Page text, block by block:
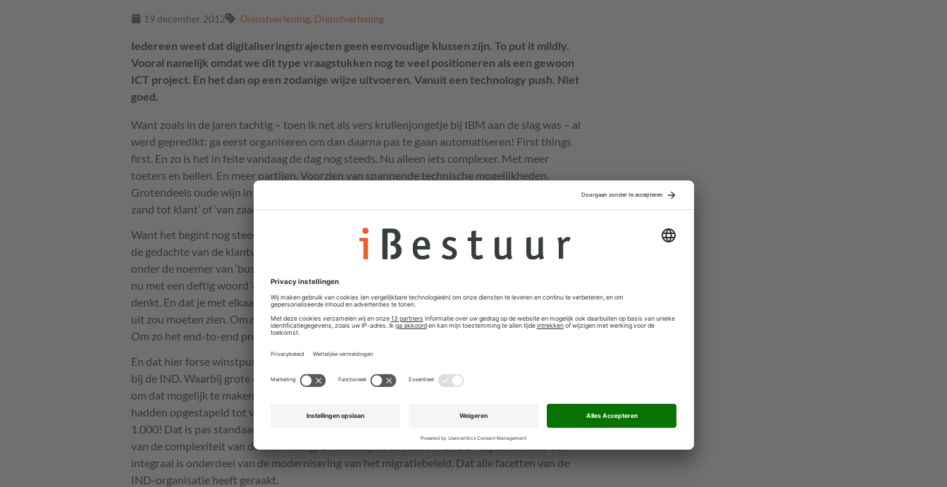
19 december 2012 Dienstverlening, Dienstverlening
Iedereen weet dat digitaliseringstrajecten geen eenvoudige klussen zijn. To put it mildly.
Vooral namelijk omdat we dit type vraagstukken nog te veel positioneren als een gewoon
ICT project. En het dan op een zodanige wijze uitvoeren. Vanuit een technology push. Niet
goed.
Want zoals in de jaren tachtig – toen ik net als vers krullenjongetje bij IBM aan de slag was – al
werd gepredikt: ga eerst organiseren om dan daarna pas te gaan automatiseren! First things
first. En zo is het in feite vandaag de dag nog steeds. Nu alleen iets complexer. Met meer
toeters en bellen. En meer partijen. Voorzien van spannende technische mogelijkheden.
Grotendeels oude wijn in nieuwe zakken dus. Denk maar aan die oeroude kreten zoals ‘van
zand tot klant’ of ‘van zaadje tot carbonaatje’.
Want het begint nog steeds met het herinrichten van je bedrijfsprocessen. Heel basaal. Vanuit
de gedachte van de klantvraag. Dat staat immers centraal. Zo’n twintig jaar geleden werd dat
onder de noemer van ‘business process re-engineering’ breed verkocht. En nu noemen we dat
nu met een deftig woord ‘customerjourney’. Maar het gaat er om dat je van buiten naar binnen
denkt. En dat je met elkaar de stappen inzichtelijk maakt hoe zo’n werkproces er dan precies
uit zou moeten zien. Om dan natuurlijk ook flink te snoeien in tal van overbodige handelingen.
Om zo het end-to-end proces zowel te vereenvoudigen als te uniformeren.
En dat hier forse winstpunten mee te verzilveren zijn blijkt wel uit de INDiGO implementatie
bij de IND . Waarbij grote delen van het productieproces inmiddels zijn gedigitaliseerd. Maar
om dat mogelijk te maken hebben ze eerst het aantal regels dat ze in het papieren tijdperk
hadden opgestapeld tot ver boven de 10.000 (!) inmiddels gedownsized tot iets meer dan
1.000! Dat is pas standaardiseren. Hoeft geen betoog wat dat dan betekent voor de reductie
van de complexiteit van de afwikkeling. En duidelijk is dat deze INDiGO-implementatie een
integraal is onderdeel van de modernisering van het migratiebeleid. Dat alle facetten van de
IND-organisatie heeft geraakt.